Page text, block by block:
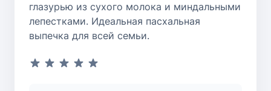
глазурью из сухого молока и миндальными
лепестками. Идеальная пасхальная
выпечка для всей семьи.